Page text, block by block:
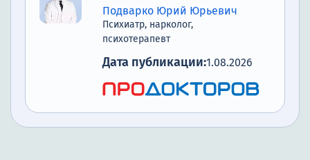
Подварко Юрий Юрьевич
Психиатр, нарколог,
психотерапевт
Дата публикации:1.08.2026